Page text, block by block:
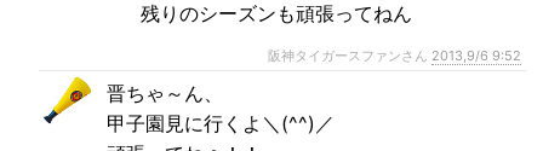
残りのシーズンも頑張ってねん
阪神タイガースファンさん 2013,9/6 9:52
晋ちゃ～ん、
甲子園見に行くよ＼(^^)／